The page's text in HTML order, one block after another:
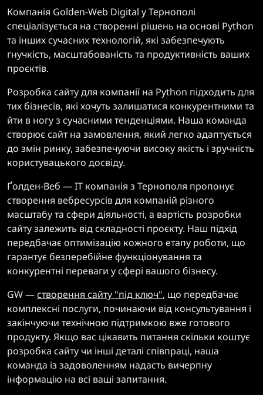
Компанія Golden-Web Digital у Тернополі
спеціалізується на створенні рішень на основі Python
та інших сучасних технологій, які забезпечують
гнучкість, масштабованість та продуктивність ваших
проєктів.
Розробка сайту для компанії на Python підходить для
тих бізнесів, які хочуть залишатися конкурентними та
йти в ногу з сучасними тенденціями. Наша команда
створює сайт на замовлення, який легко адаптується
до змін ринку, забезпечуючи високу якість і зручність
користувацького досвіду.
Ґолден-Веб — IT компанія з Тернополя пропонує
створення вебресурсів для компаній різного
масштабу та сфери діяльності, а вартість розробки
сайту залежить від складності проєкту. Наш підхід
передбачає оптимізацію кожного етапу роботи, що
гарантує безперебійне функціонування та
конкурентні переваги у сфері вашого бізнесу.
GW —створення сайту "під ключ", що передбачає
комплексні послуги, починаючи від консультування і
закінчуючи технічною підтримкою вже готового
продукту. Якщо вас цікавить питання скільки коштує
розробка сайту чи інші деталі співпраці, наша
команда із задоволенням надасть вичерпну
інформацію на всі ваші запитання.